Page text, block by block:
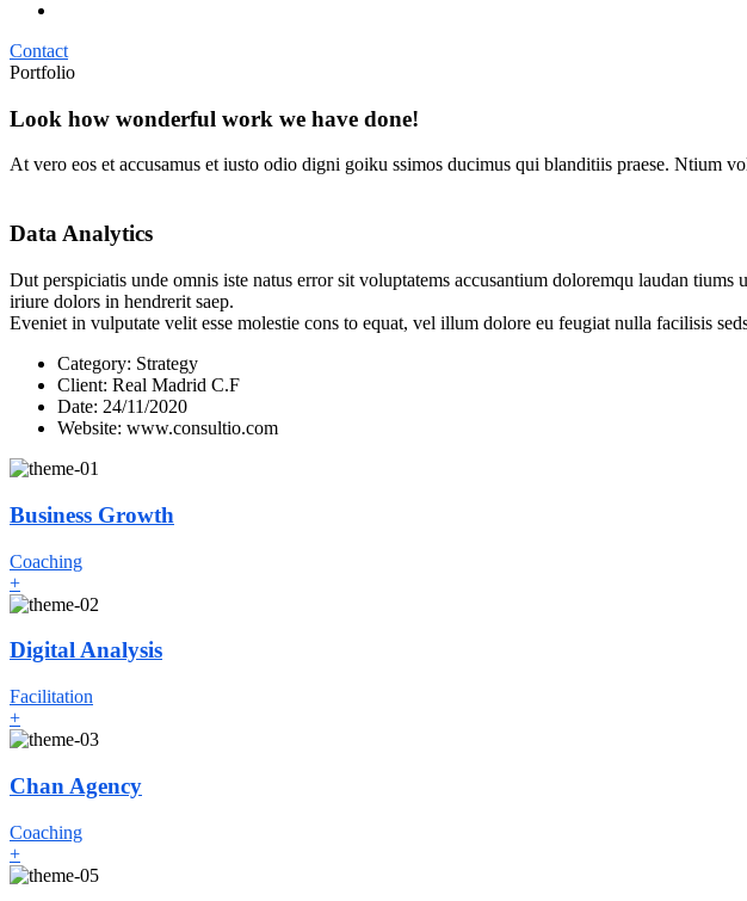
Contact
Portfolio
Look how wonderful work we have done!
At vero eos et accusamus et iusto odio digni goiku ssimos ducimus qui blanditiis praese. Ntium
Data Analytics
Dut perspiciatis unde omnis iste natus error sit voluptatems accusantium doloremqu laudan
iriure dolors in hendrerit saep.
Eveniet in vulputate velit esse molestie cons to equat, vel illum dolore eu feugiat nulla facilisis
Category: Strategy
Client: Real Madrid C.F
Date: 24/11/2020
Website: www.consultio.com
Business Growth
Coaching
+
Digital Analysis
Facilitation
+
Chan Agency
Coaching
+